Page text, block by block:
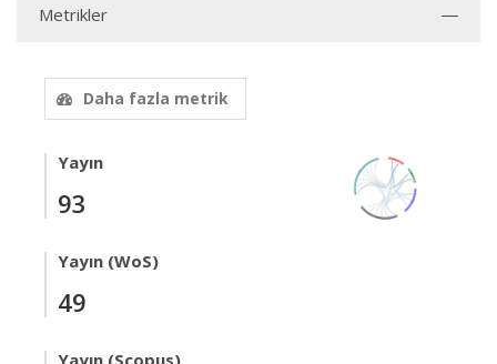
Metrikler
Daha fazla metrik
Yayın
93
Yayın (WoS)
49
Yayın (Scopus)